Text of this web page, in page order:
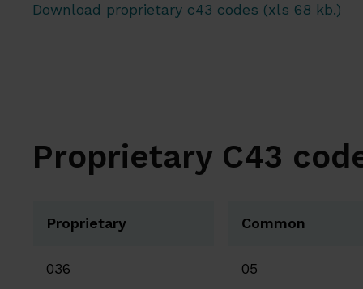
Download proprietary c43 codes (xls 68 kb.)
Proprietary C43
Proprietary Common
036 05